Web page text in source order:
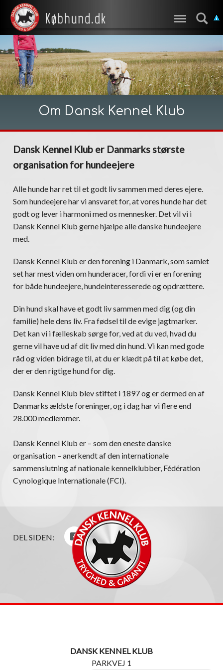
Om Dansk Kennel Klub
Dansk Kennel Klub er Danmarks største
organisation for hundeejere
Alle hunde har ret til et godt liv sammen med deres ejere.
Som hundeejere har vi ansvaret for, at vores hunde har det
godt og lever i harmoni med os mennesker. Det vil vi i
Dansk Kennel Klub gerne hjælpe alle danske hundeejere
med.
Dansk Kennel Klub er den forening i Danmark, som samlet
set har mest viden om hunderacer, fordi vi er en forening
for både hundeejere, hundeinteresserede og opdrættere.
Din hund skal have et godt liv sammen med dig (og din
familie) hele dens liv. Fra fødsel til de evige jagtmarker.
Det kan vi i fælleskab sørge for, ved at du ved, hvad du
gerne vil have ud af dit liv med din hund. Vi kan med gode
råd og viden bidrage til, at du er klædt på til at købe det,
der er den rigtige hund for dig.
Dansk Kennel Klub blev stiftet i 1897 og er dermed en af
Danmarks ældste foreninger, og i dag har vi flere end
28.000 medlemmer.
Dansk Kennel Klub er – som den eneste danske
organisation – anerkendt af den internationale
sammenslutning af nationale kennelklubber, Fédération
Cynologique Internationale (FCI).
DEL SIDEN:
DANSK KENNEL KLUB
PARKVEJ 1